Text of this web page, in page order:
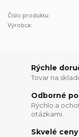
Číslo produktu:
Výrobca:
Rýchle
Tovar na
Odborné
Rýchlo a
otázkami.
Skvelé ceny